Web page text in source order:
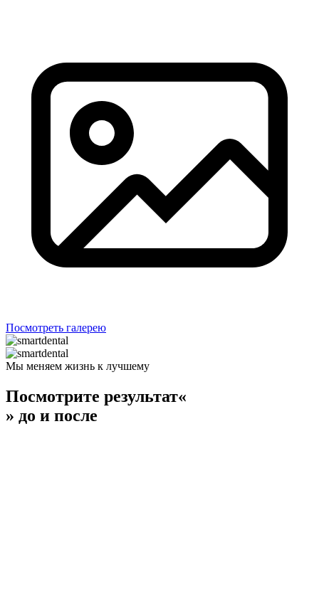
Посмотреть галерею
Мы меняем жизнь к лучшему
Посмотрите результат«
» до и после